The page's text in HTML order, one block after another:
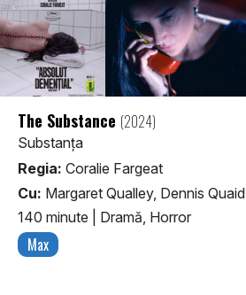
The Substance (2024)
Substanța
Regia: Coralie Fargeat
Cu: Margaret Qualley, Dennis Quaid
140 minute
Dramă, Horror
Max